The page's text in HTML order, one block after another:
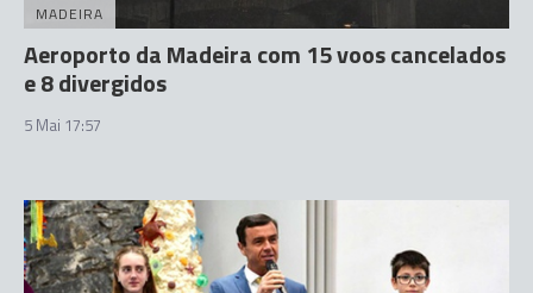
MADEIRA
Aeroporto da Madeira com 15 voos cancelados
e 8 divergidos
5 Mai 17:57